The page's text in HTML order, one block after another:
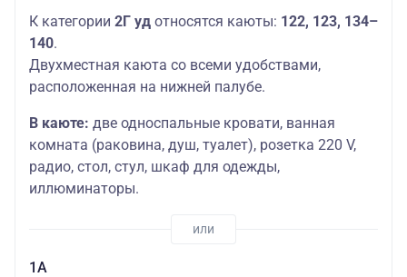
К категории 2Г уд относятся каюты: 122, 123, 134–
140.
Двухместная каюта со всеми удобствами,
расположенная на нижней палубе.
В каюте: две односпальные кровати, ванная
комната (раковина, душ, туалет), розетка 220 V,
радио, стол, стул, шкаф для одежды,
иллюминаторы.
1А